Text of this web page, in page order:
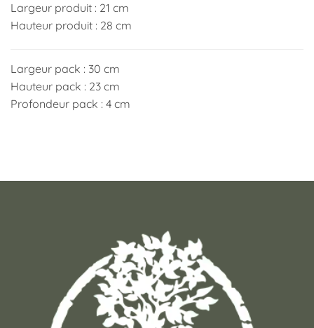
Largeur produit : 21 cm
Hauteur produit : 28 cm
Largeur pack : 30 cm
Hauteur pack : 23 cm
Profondeur pack : 4 cm